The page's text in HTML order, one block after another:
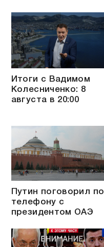
Итоги с Вадимом
Колесниченко: 8
августа в 20:00
Путин поговорил по
телефону с
президентом ОАЭ